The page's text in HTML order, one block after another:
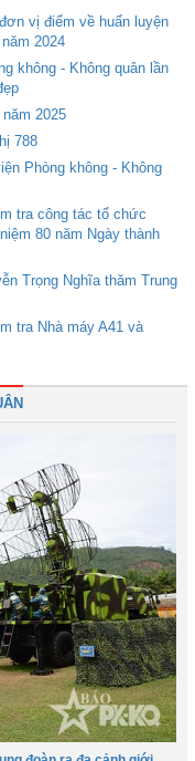
vị điểm về huấn luyện
2024
không - Không quân lần
2025
788
Phòng không - Không
tra công tác tổ chức
80 năm Ngày thành
Trọng Nghĩa thăm Trung
tra Nhà máy A41 và